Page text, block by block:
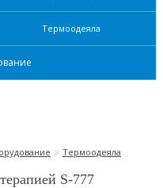
Термоодеяла
» Термоодеяла
S-777